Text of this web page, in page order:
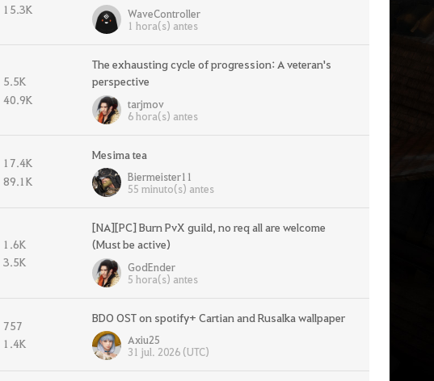
15.3K
WaveController
1 hora(s) antes
5.5K
40.9K
The exhausting cycle of progression: A veteran's
perspective
tarjmov
6 hora(s) antes
17.4K
89.1K
Mesima tea
Biermeister11
55 minuto(s) antes
1.6K
3.5K
[NA][PC] Burn PvX guild, no req all are welcome
(Must be active)
GodEnder
5 hora(s) antes
757
1.4K
BDO OST on spotify+ Cartian and Rusalka wallpaper
Axiu25
31 jul. 2026 (UTC)